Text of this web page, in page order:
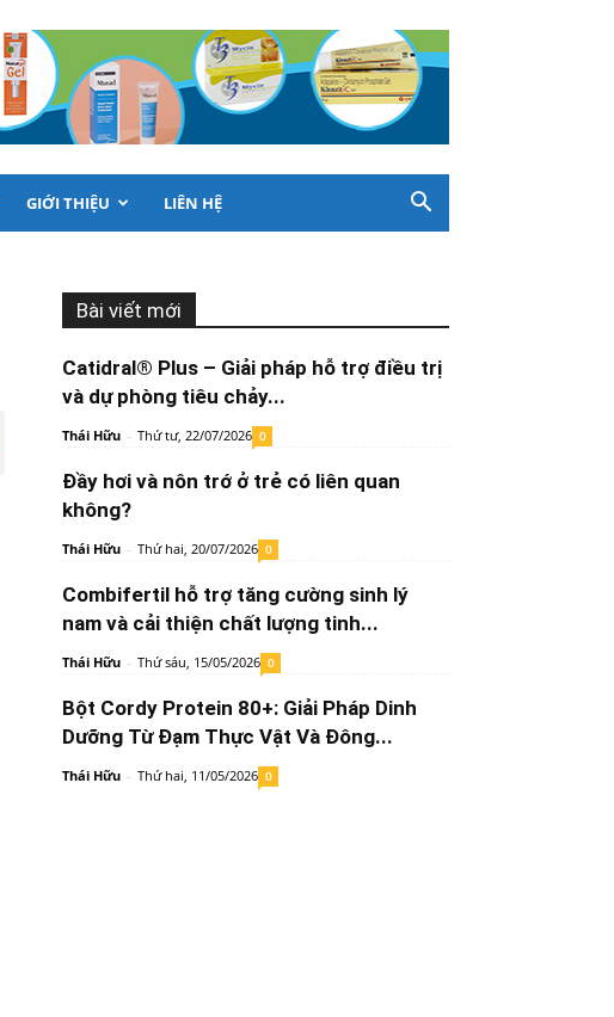
GIỚI THIỆU LIÊN HỆ
Bài viết mới
Catidral® Plus – Giải pháp hỗ trợ điều trị
và dự phòng tiêu chảy...
Thái Hữu - Thứ tư, 22/07/2026 0
Đầy hơi và nôn trớ ở trẻ có liên quan
không?
Thái Hữu - Thứ hai, 20/07/2026 0
Combifertil hỗ trợ tăng cường sinh lý
nam và cải thiện chất lượng tinh...
Thái Hữu - Thứ sáu, 15/05/2026 0
Bột Cordy Protein 80+: Giải Pháp Dinh
Dưỡng Từ Đạm Thực Vật Và Đông...
Thái Hữu - Thứ hai, 11/05/2026 0